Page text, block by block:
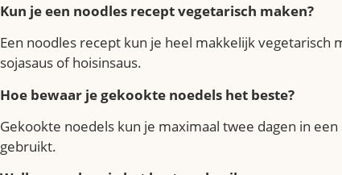
Kun je een noodles recept vegetarisch maken?
Een noodles recept kun je heel makkelijk
sojasaus of hoisinsaus.
Hoe bewaar je gekookte noedels het beste?
Gekookte noedels kun je maximaal twee dagen in
gebruikt.